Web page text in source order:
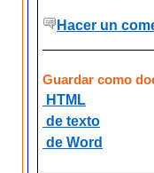
Hacer un
Guardar como
HTML
de texto
de Word